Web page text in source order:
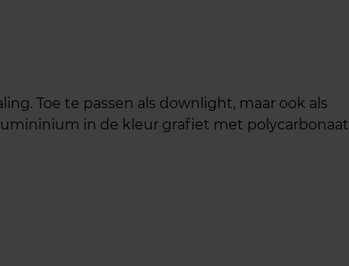
Toe te passen als downlight, maar ook als
in de kleur grafiet met polycarbonaat